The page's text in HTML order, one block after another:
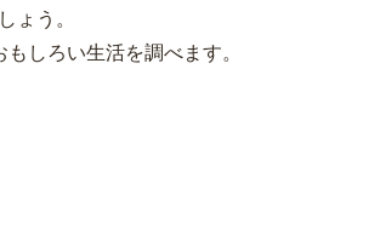
ょう。
しろい生活を調べます。